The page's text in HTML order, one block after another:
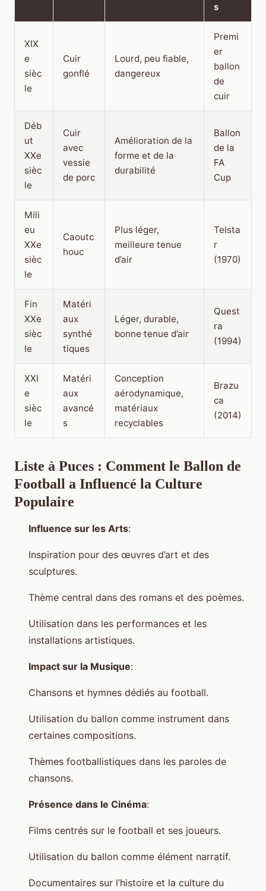
s
XIX
e
sièc
le
Cuir
gonflé
Lourd, peu fiable,
dangereux
Premi
er
ballon
de
cuir
Déb
ut
XXe
sièc
le
Cuir
avec
vessie
de porc
Amélioration de la
forme et de la
durabilité
Ballon
de la
FA
Cup
Mili
eu
XXe
sièc
le
Caoutc
houc
Plus léger,
meilleure tenue
d’air
Telsta
r
(1970)
Fin
XXe
sièc
le
Matéri
aux
synthé
tiques
Léger, durable,
bonne tenue d’air
Quest
ra
(1994)
XXI
e
sièc
le
Matéri
aux
avancé
s
Conception
aérodynamique,
matériaux
recyclables
Brazu
ca
(2014)
Liste à Puces : Comment le Ballon de
Football a Influencé la Culture
Populaire
Influence sur les Arts:
Inspiration pour des œuvres d’art et des
sculptures.
Thème central dans des romans et des poèmes.
Utilisation dans les performances et les
installations artistiques.
Impact sur la Musique:
Chansons et hymnes dédiés au football.
Utilisation du ballon comme instrument dans
certaines compositions.
Thèmes footballistiques dans les paroles de
chansons.
Présence dans le Cinéma:
Films centrés sur le football et ses joueurs.
Utilisation du ballon comme élément narratif.
Documentaires sur l’histoire et la culture du